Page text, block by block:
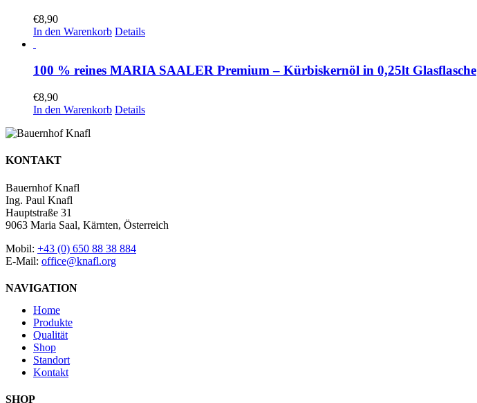
€8,90
In den Warenkorb Details
100 % reines MARIA SAALER Premium – Kürbiskernöl in 0,25lt Glasflasche
€8,90
In den Warenkorb Details
KONTAKT
Bauernhof Knafl
Ing. Paul Knafl
Hauptstraße 31
9063 Maria Saal, Kärnten, Österreich
Mobil: +43 (0) 650 88 38 884
E-Mail: office@knafl.org
NAVIGATION
Home
Produkte
Qualität
Shop
Standort
Kontakt
SHOP